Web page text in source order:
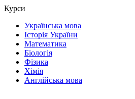
Курси
Українська мова
Історія України
Математика
Біологія
Фізика
Хімія
Англійська мова